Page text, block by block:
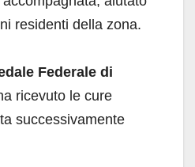
residenti della zona.
Federale di
ricevuto le cure
successivamente